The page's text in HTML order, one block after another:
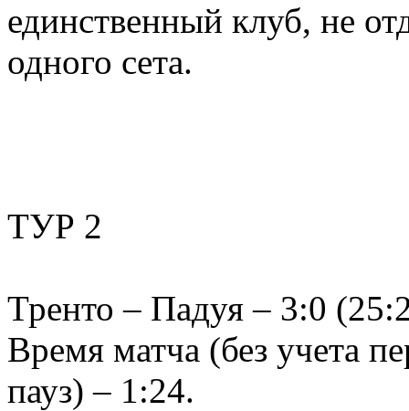
единственный клуб, не
одного сета.
ТУР 2
Тренто – Падуя – 3:0
Время матча (без учета
пауз) – 1:24.